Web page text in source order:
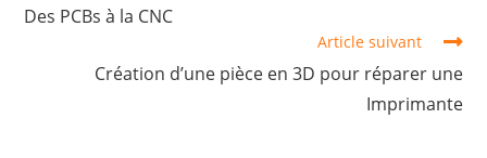
Des PCBs à la CNC
Article suivant
Création d’une pièce en 3D pour réparer une
Imprimante